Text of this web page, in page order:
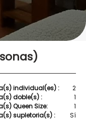
individual(es) :
2
doble(s) :
1
Queen Size:
1
supletoria(s) :
Sí